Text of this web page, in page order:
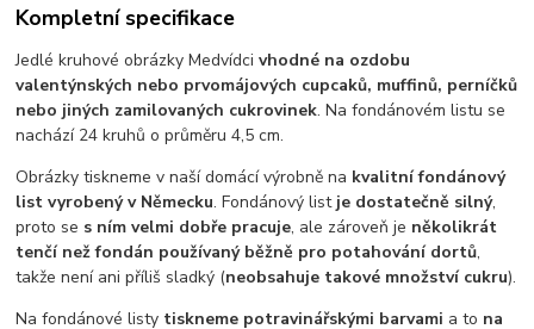
Kompletní specifikace
Jedlé kruhové obrázky Medvídcivhodné na ozdobu
valentýnských nebo prvomájových cupcaků, muffinů, perníčků
nebo jiných zamilovaných cukrovinek. Na fondánovém listu se
nachází 24 kruhů o průměru 4,5 cm.
Obrázky tiskneme v naší domácí výrobně na kvalitní fondánový
list vyrobený v Německu. Fondánový list je dostatečně silný,
proto se s ním velmi dobře pracuje, ale zároveň je několikrát
tenčí než fondán používaný běžně pro potahování dortů,
takže není ani příliš sladký (neobsahuje takové množství cukru).
Na fondánové listy tiskneme potravinářskými barvami a to na